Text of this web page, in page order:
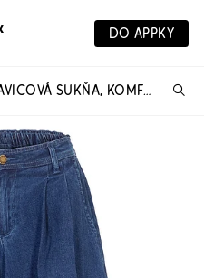
DO APPKY
ŠIROKÁ DŽÍNOSVÁ NOHAVICOVÁ SUKŇA, KOMFORTÝ PÁS.